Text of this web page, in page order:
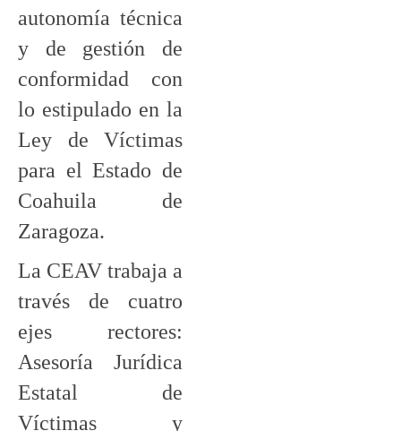
autonomía técnica
y de gestión de
conformidad con
lo estipulado en la
Ley de Víctimas
para el Estado de
Coahuila de
Zaragoza.
La CEAV trabaja a
través de cuatro
ejes rectores:
Asesoría Jurídica
Estatal de
Víctimas y